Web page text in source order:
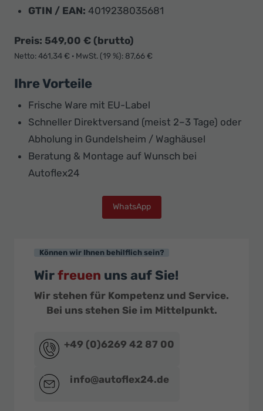
GTIN / EAN: 4019238035681
Preis: 549,00 € (brutto)
Netto: 461,34 € · MwSt. (19 %): 87,66 €
Ihre Vorteile
Frische Ware mit EU-Label
Schneller Direktversand (meist 2–3 Tage) oder
Abholung in Gundelsheim / Waghäusel
Beratung & Montage auf Wunsch bei
Autoflex24
WhatsApp
Können wir Ihnen behilflich sein?
Wirfreuen uns auf Sie!
Wir stehen für Kompetenz und Service.
Bei uns stehen Sie im Mittelpunkt.
+49 (0)6269 42 87 00
info@autoflex24.de